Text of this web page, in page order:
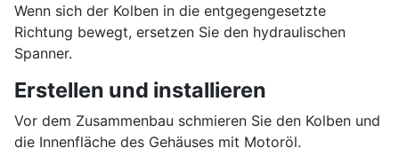
Wenn sich der Kolben in die entgegengesetzte
Richtung bewegt, ersetzen Sie den hydraulischen
Spanner.
Erstellen und installieren
Vor dem Zusammenbau schmieren Sie den Kolben und
die Innenfläche des Gehäuses mit Motoröl.